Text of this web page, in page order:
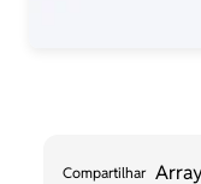
Compartilhar Array